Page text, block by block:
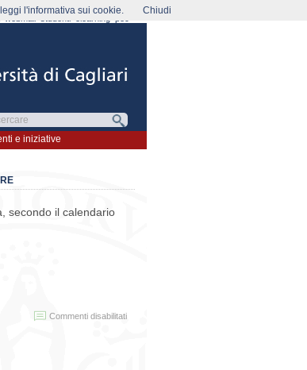
webmail
e iniziative
secondo il calendario
Commenti disabilitatisu
l'informativa sui cookie. Chiudi